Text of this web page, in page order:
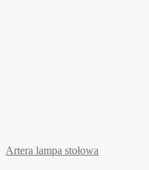
Artera lampa stołowa